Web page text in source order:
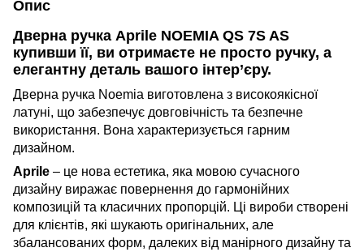
Опис
Дверна ручка Aprile NOEMIA QS 7S AS
купивши її, ви отримаєте не просто ручку, а
елегантну деталь вашого інтер’єру.
Дверна ручка Noemia виготовлена ​​з високоякісної
латуні, що забезпечує довговічність та безпечне
використання. Вона характеризується гарним
дизайном.
Aprile – це нова естетика, яка мовою сучасного
дизайну виражає повернення до гармонійних
композицій та класичних пропорцій. Ці вироби створені
для клієнтів, які шукають оригінальних, але
збалансованих форм, далеких від манірного дизайну та